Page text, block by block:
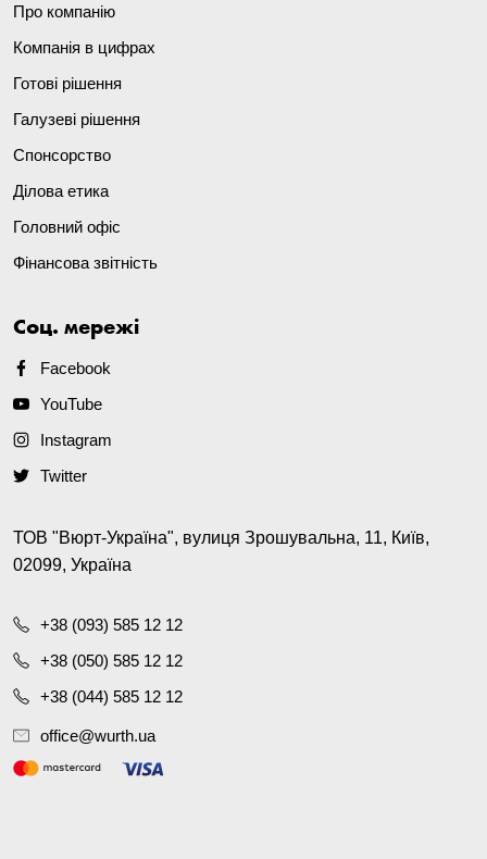
Про компанію
Компанія в цифрах
Готові рішення
Галузеві рішення
Спонсорство
Ділова етика
Головний офіс
Фінансова звітність
Соц. мережі
Facebook
YouTube
Instagram
Twitter
ТОВ "Вюрт-Україна", вулиця Зрошувальна, 11, Київ,
02099, Україна
+38 (093) 585 12 12
+38 (050) 585 12 12
+38 (044) 585 12 12
office@wurth.ua